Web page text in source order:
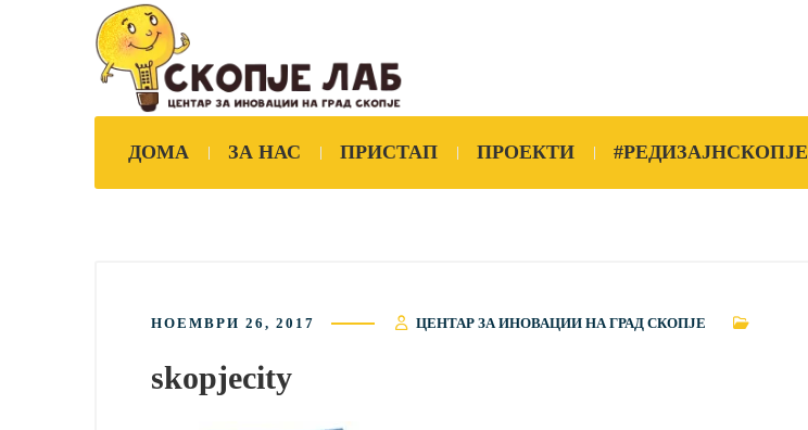
ДОМА ЗА НАС ПРИСТАП ПРОЕКТИ #РЕДИЗАЈНСКОПЈЕ
НОЕМВРИ 26, 2017 ЦЕНТАР ЗА ИНОВАЦИИ НА ГРАД СКОПЈЕ
skopjecity